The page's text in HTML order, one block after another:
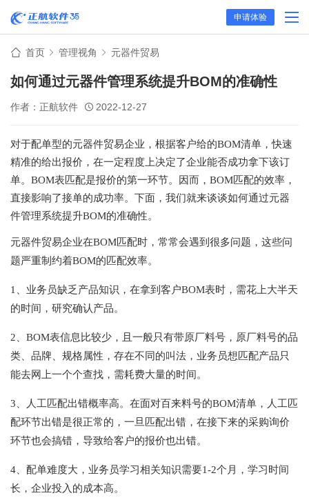
申请体验
首页 管理视角 元器件贸易
如何通过元器件管理系统提升BOM的准确性
作者：正航软件 2022-12-27
对于配单型的元器件贸易企业，根据客户给的BOM清单，快速
精准的给出报价，在一定程度上决定了企业能否成功拿下该订
单。BOM表匹配是报价的第一环节。因而，BOM匹配的效率，
直接影响了接单的成功率。下面，我们就来谈谈如何通过元器
件管理系统提升BOM的准确性。
元器件贸易企业在BOM匹配时，常常会遇到很多问题，这些问
题严重制约着BOM的匹配效率。
1、业务员缺乏产品知识，在拿到客户BOM表时，需花上大半天
的时间，研究确认产品。
2、BOM表信息比较少，且一般只有带原厂料号，原厂料号的品
类、品牌、规格属性，存在不同的叫法，业务员想匹配产品只
能去网上一个个查找，需耗费大量的时间。
3、人工匹配出错概率高。在面对百来料号的BOM清单，人工匹
配环节出错是很正常的，一旦匹配出错，在接下来的采购询价
环节也会搞错，导致给客户的报价也出错。
4、配单难度大，业务员学习相关知识需要1-2个月，学习时间
长，企业投入的成本高。